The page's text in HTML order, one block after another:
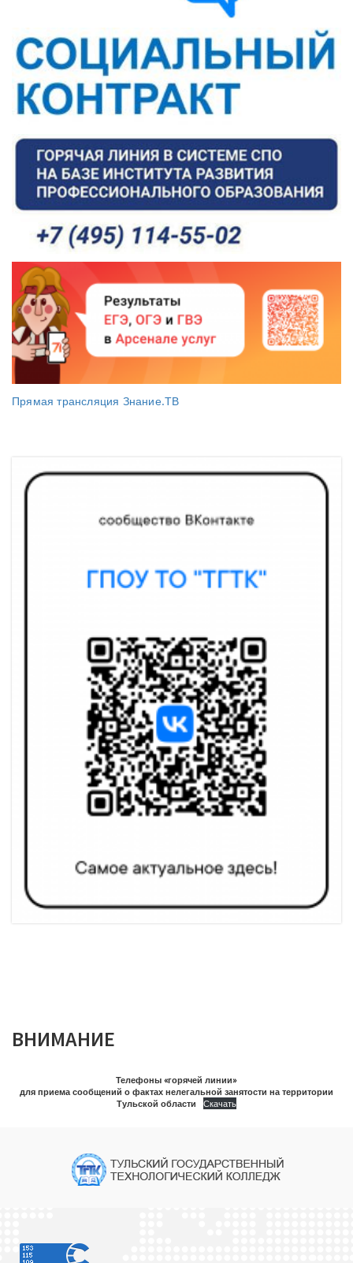
Прямая трансляция Знание.ТВ
ВНИМАНИЕ
Телефоны «горячей линии»
для приема сообщений о фактах нелегальной занятости на территории
Тульской области
Скачать